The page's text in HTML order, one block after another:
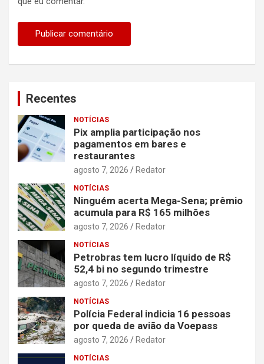
Recentes
NOTÍCIAS
Pix amplia participação nos
pagamentos em bares e
restaurantes
agosto 7, 2026 Redator
NOTÍCIAS
Ninguém acerta Mega-Sena; prêmio
acumula para R$ 165 milhões
agosto 7, 2026 Redator
NOTÍCIAS
Petrobras tem lucro líquido de R$
52,4 bi no segundo trimestre
agosto 7, 2026 Redator
NOTÍCIAS
Polícia Federal indicia 16 pessoas
por queda de avião da Voepass
agosto 7, 2026 Redator
NOTÍCIAS